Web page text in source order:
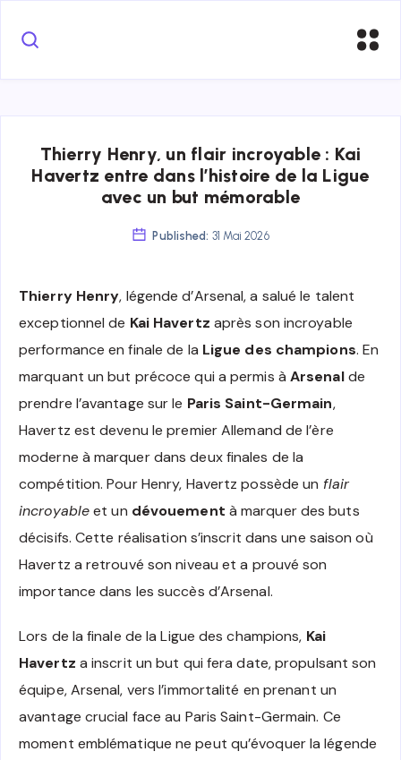
Thierry Henry, un flair incroyable : Kai
Havertz entre dans l’histoire de la Ligue
avec un but mémorable
Published: 31 Mai 2026
Thierry Henry, légende d’Arsenal, a salué le talent
exceptionnel de Kai Havertz après son incroyable
performance en finale de la Ligue des champions. En
marquant un but précoce qui a permis à Arsenalde
prendre l’avantage sur le Paris Saint-Germain,
Havertz est devenu le premier Allemand de l’ère
moderne à marquer dans deux finales de la
compétition. Pour Henry, Havertz possède un flair
incroyableet un dévouement à marquer des buts
décisifs. Cette réalisation s’inscrit dans une saison où
Havertz a retrouvé son niveau et a prouvé son
importance dans les succès d’Arsenal.
Lors de la finale de la Ligue des champions, Kai
Havertz a inscrit un but qui fera date, propulsant son
équipe, Arsenal, vers l’immortalité en prenant un
avantage crucial face au Paris Saint-Germain. Ce
moment emblématique ne peut qu’évoquer la légende